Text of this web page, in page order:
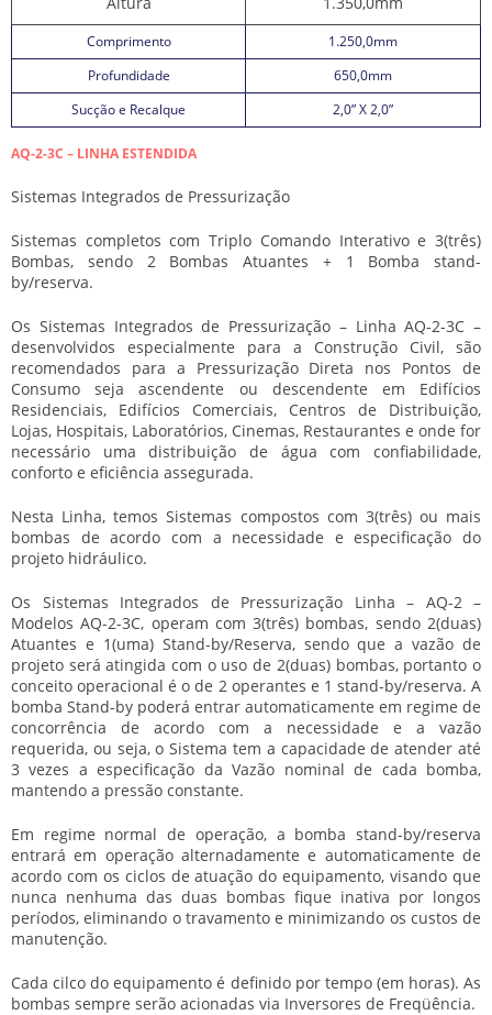
Comprimento
1.250,0mm
Profundidade
650,0mm
Sucção e Recalque
2,0” X 2,0”
AQ-2-3C – LINHA ESTENDIDA
Sistemas Integrados de Pressurização
Sistemas completos com Triplo Comando Interativo e 3(três)
Bombas, sendo 2 Bombas Atuantes + 1 Bomba stand-
by/reserva.
Os Sistemas Integrados de Pressurização – Linha AQ-2-3C –
desenvolvidos especialmente para a Construção Civil, são
recomendados para a Pressurização Direta nos Pontos de
Consumo seja ascendente ou descendente em Edifícios
Residenciais, Edifícios Comerciais, Centros de Distribuição,
Lojas, Hospitais, Laboratórios, Cinemas, Restaurantes e onde for
necessário uma distribuição de água com confiabilidade,
conforto e eficiência assegurada.
Nesta Linha, temos Sistemas compostos com 3(três) ou mais
bombas de acordo com a necessidade e especificação do
projeto hidráulico.
Os Sistemas Integrados de Pressurização Linha – AQ-2 –
Modelos AQ-2-3C, operam com 3(três) bombas, sendo 2(duas)
Atuantes e 1(uma) Stand-by/Reserva, sendo que a vazão de
projeto será atingida com o uso de 2(duas) bombas, portanto o
conceito operacional é o de 2 operantes e 1 stand-by/reserva. A
bomba Stand-by poderá entrar automaticamente em regime de
concorrência de acordo com a necessidade e a vazão
requerida, ou seja, o Sistema tem a capacidade de atender até
3 vezes a especificação da Vazão nominal de cada bomba,
mantendo a pressão constante.
Em regime normal de operação, a bomba stand-by/reserva
entrará em operação alternadamente e automaticamente de
acordo com os ciclos de atuação do equipamento, visando que
nunca nenhuma das duas bombas fique inativa por longos
períodos, eliminando o travamento e minimizando os custos de
manutenção.
Cada cilco do equipamento é definido por tempo (em horas). As
bombas sempre serão acionadas via Inversores de Freqüência.